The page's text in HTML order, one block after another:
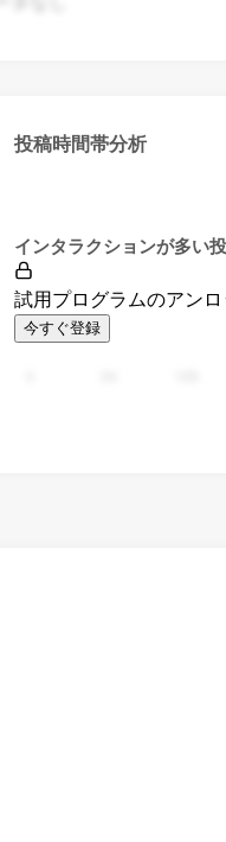
投稿時間帯分析
インタラクションが多い
試用プログラムのアンロ
今すぐ登録